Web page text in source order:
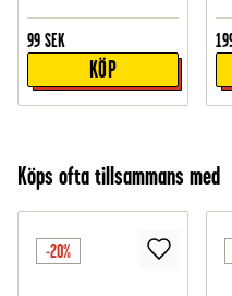
99 SEK
KÖP
Köps ofta tillsammans med
-20%